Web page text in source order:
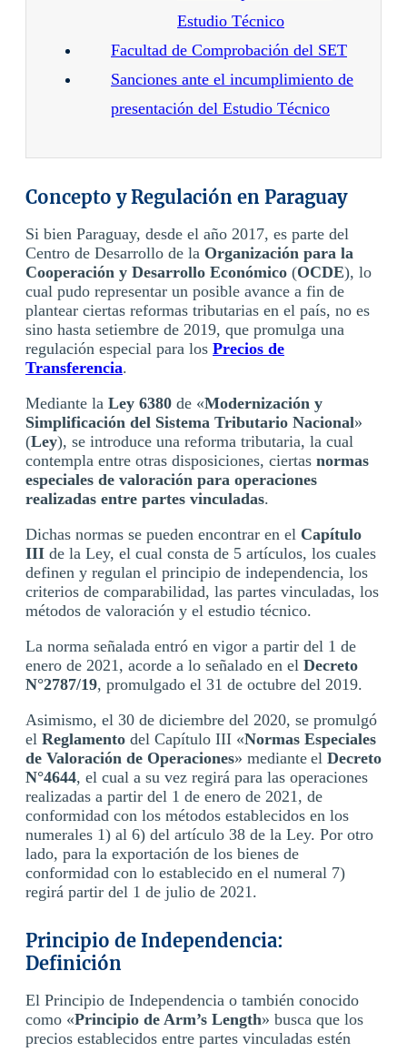
Estudio Técnico
Facultad de Comprobación del SET
Sanciones ante el incumplimiento de
presentación del Estudio Técnico
Concepto y Regulación en Paraguay
Si bien Paraguay, desde el año 2017, es parte del
Centro de Desarrollo de la Organización para la
Cooperación y Desarrollo Económico (OCDE), lo
cual pudo representar un posible avance a fin de
plantear ciertas reformas tributarias en el país, no es
sino hasta setiembre de 2019, que promulga una
regulación especial para los Precios de
Transferencia.
Mediante la Ley 6380 de «Modernización y
Simplificación del Sistema Tributario Nacional»
(Ley), se introduce una reforma tributaria, la cual
contempla entre otras disposiciones, ciertas normas
especiales de valoración para operaciones
realizadas entre partes vinculadas.
Dichas normas se pueden encontrar en el Capítulo
III de la Ley, el cual consta de 5 artículos, los cuales
definen y regulan el principio de independencia, los
criterios de comparabilidad, las partes vinculadas, los
métodos de valoración y el estudio técnico.
La norma señalada entró en vigor a partir del 1 de
enero de 2021, acorde a lo señalado en el Decreto
N°2787/19, promulgado el 31 de octubre del 2019.
Asimismo, el 30 de diciembre del 2020, se promulgó
el Reglamento del Capítulo III «Normas Especiales
de Valoración de Operaciones» mediante el Decreto
N°4644, el cual a su vez regirá para las operaciones
realizadas a partir del 1 de enero de 2021, de
conformidad con los métodos establecidos en los
numerales 1) al 6) del artículo 38 de la Ley. Por otro
lado, para la exportación de los bienes de
conformidad con lo establecido en el numeral 7)
regirá partir del 1 de julio de 2021.
Principio de Independencia:
Definición
El Principio de Independencia o también conocido
como «Principio de Arm’s Length» busca que los
precios establecidos entre partes vinculadas estén